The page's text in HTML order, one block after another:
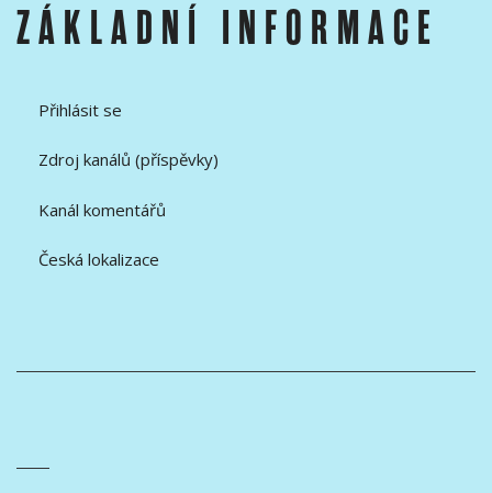
ZÁKLADNÍ INFORMACE
Přihlásit se
Zdroj kanálů (příspěvky)
Kanál komentářů
Česká lokalizace